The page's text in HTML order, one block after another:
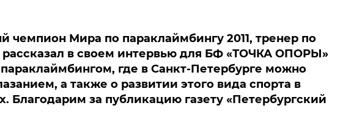
чемпион Мира по параклаймбингу 2011, тренер по
в своем интервью для БФ «ТОЧКА ОПОРЫ»
где в Санкт-Петербурге можно
а также о развитии этого вида спорта в
Благодарим за публикацию газету «Петербургский